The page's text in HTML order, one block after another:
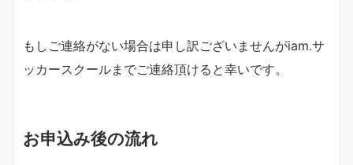
もしご連絡がない場合は申し訳ございませんがiam.サ
ッカースクールまでご連絡頂けると幸いです。
お申込み後の流れ